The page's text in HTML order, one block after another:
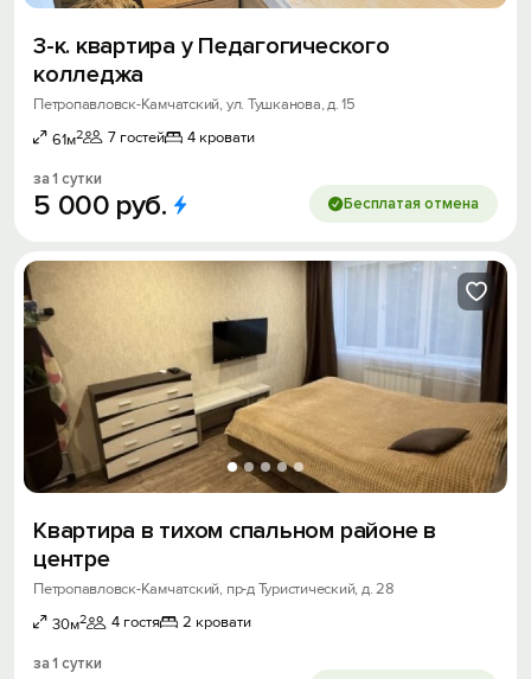
3-к. квартира у Педагогического
колледжа
Петропавловск-Камчатский, ул. Тушканова, д. 15
61м2 7 гостей 4 кровати
за 1 сутки
5 000 руб. Бесплатая отмена
Квартира в тихом спальном районе в
центре
Петропавловск-Камчатский, пр-д Туристический, д. 28
30м2 4 гостя 2 кровати
за 1 сутки